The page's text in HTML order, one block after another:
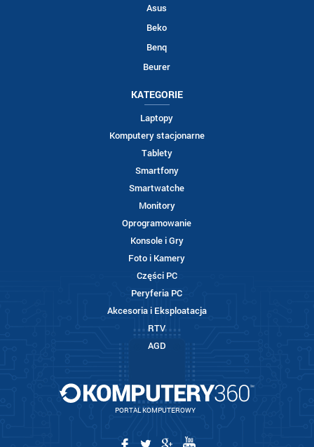
Asus
Beko
Benq
Beurer
KATEGORIE
Laptopy
Komputery stacjonarne
Tablety
Smartfony
Smartwatche
Monitory
Oprogramowanie
Konsole i Gry
Foto i Kamery
Części PC
Peryferia PC
Akcesoria i Eksploatacja
RTV
AGD
PORTAL KOMPUTEROWY